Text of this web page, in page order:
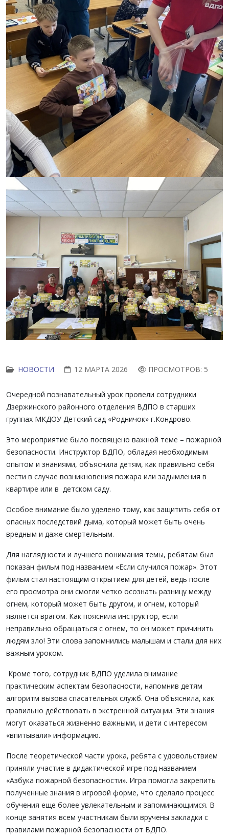
НОВОСТИ 12 МАРТА 2026 ПРОСМОТРОВ: 5
Очередной познавательный урок провели сотрудники
Дзержинского районного отделения ВДПО в старших
группах МКДОУ Детский сад «Родничок» г.Кондрово.
Это мероприятие было посвящено важной теме – пожарной
безопасности. Инструктор ВДПО, обладая необходимым
опытом и знаниями, объяснила детям, как правильно себя
вести в случае возникновения пожара или задымления в
квартире или в детском саду.
Особое внимание было уделено тому, как защитить себя от
опасных последствий дыма, который может быть очень
вредным и даже смертельным.
Для наглядности и лучшего понимания темы, ребятам был
показан фильм под названием «Если случился пожар». Этот
фильм стал настоящим открытием для детей, ведь после
его просмотра они смогли четко осознать разницу между
огнем, который может быть другом, и огнем, который
является врагом. Как пояснила инструктор, если
неправильно обращаться с огнем, то он может причинить
людям зло! Эти слова запомнились малышам и стали для них
важным уроком.
Кроме того, сотрудник ВДПО уделила внимание
практическим аспектам безопасности, напомнив детям
алгоритм вызова спасательных служб. Она объяснила, как
правильно действовать в экстренной ситуации. Эти знания
могут оказаться жизненно важными, и дети с интересом
«впитывали» информацию.
После теоретической части урока, ребята с удовольствием
приняли участие в дидактической игре под названием
«Азбука пожарной безопасности». Игра помогла закрепить
полученные знания в игровой форме, что сделало процесс
обучения еще более увлекательным и запоминающимся. В
конце занятия всем участникам были вручены закладки с
правилами пожарной безопасности от ВДПО.